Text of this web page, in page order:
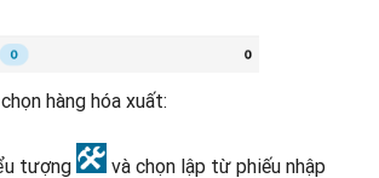
hàng hóa xuất:
tượng
và chọn lập từ phiếu nhập